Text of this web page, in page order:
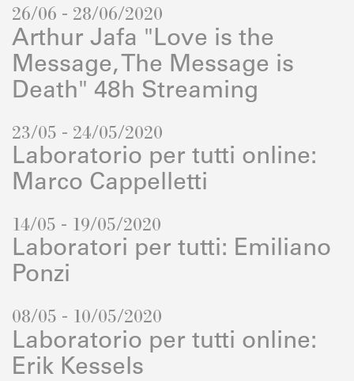
26/06 - 28/06/2020
Arthur Jafa "Love is the
Message, The Message is
Death" 48h Streaming
23/05 - 24/05/2020
Laboratorio per tutti online:
Marco Cappelletti
14/05 - 19/05/2020
Laboratori per tutti: Emiliano
Ponzi
08/05 - 10/05/2020
Laboratorio per tutti online:
Erik Kessels